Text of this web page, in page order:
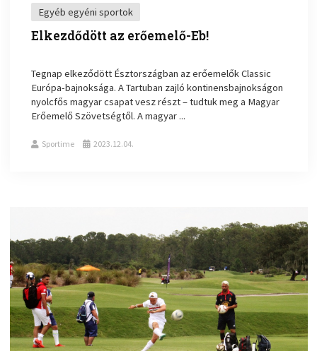
Egyéb egyéni sportok
Elkezdődött az erőemelő-Eb!
Tegnap elkeződött Észtországban az erőemelők Classic
Európa-bajnoksága. A Tartuban zajló kontinensbajnokságon
nyolcfős magyar csapat vesz részt – tudtuk meg a Magyar
Erőemelő Szövetségtől. A magyar ...
Sportime 2023.12.04.